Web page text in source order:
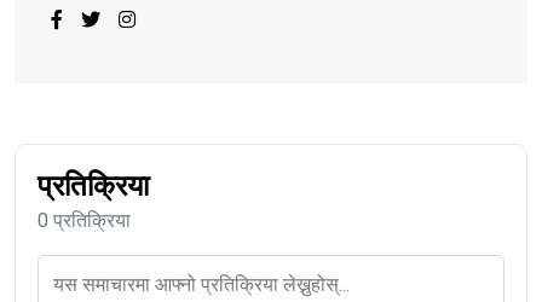
प्रतिक्रिया
0 प्रतिक्रिया